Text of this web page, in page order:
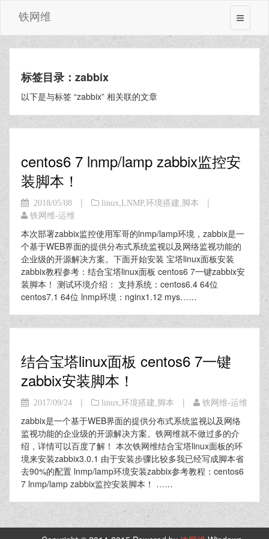
铁网维
标签目录：zabbix
以下是与标签 “zabbix” 相关联的文章
centos6 7 lnmp/lamp zabbix监控安
装脚本！
2018/05/08 | linux LNMP, 环境搭建 脚本 |
铁网维-运维
本次部署zabbix监控使用军哥的lnmp/lamp环境，zabbix是一
个基于WEB界面的提供分布式系统监视以及网络监视功能的
企业级的开源解决方案。下面开始安装 宝塔linux面板安装
zabbix教程参考：结合宝塔linux面板 centos6 7一键zabbix安
装脚本！ 测试环境介绍： 支持系统：centos6.4 64位
centos7.1 64位 lnmp环境：nginx1.12 mys……
结合宝塔linux面板 centos6 7一键
zabbix安装脚本！
2017/09/24 | linux 环境搭建 脚本 | 铁网维-运维
zabbix是一个基于WEB界面的提供分布式系统监视以及网络
监视功能的企业级的开源解决方案。铁网维就不做过多的介
绍，详情可以百度了解！ 本次铁网维结合宝塔linux面板的环
境来安装zabbix3.0.1 由于安装步骤比较多我已经写成脚本省
去90%的配置 lnmp/lamp环境安装zabbix参考教程：centos6
7 lnmp/lamp zabbix监控安装脚本！ ……